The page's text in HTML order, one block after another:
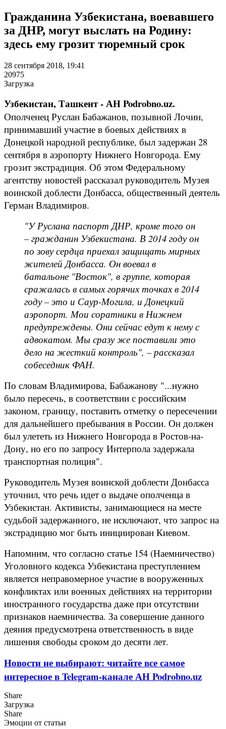
Гражданина Узбекистана, воевавшего
за ДНР, могут выслать на Родину:
здесь ему грозит тюремный срок
28 сентября 2018, 19:41
20975
Загрузка
Узбекистан, Ташкент - АН Podrobno.uz.
Ополченец Руслан Бабажанов, позывной Лочин,
принимавший участие в боевых действиях в
Донецкой народной республике, был задержан 28
сентября в аэропорту Нижнего Новгорода. Ему
грозит экстрадиция. Об этом Федеральному
агентству новостей рассказал руководитель Музея
воинской доблести Донбасса, общественный деятель
Герман Владимиров.
"У Руслана паспорт ДНР, кроме того он
– гражданин Узбекистана. В 2014 году он
по зову сердца приехал защищать мирных
жителей Донбасса. Он воевал в
батальоне "Восток", в группе, которая
сражалась в самых горячих точках в 2014
году – это и Саур-Могила, и Донецкий
аэропорт. Мои соратники в Нижнем
предупреждены. Они сейчас едут к нему с
адвокатом. Мы сразу же поставили это
дело на жесткий контроль", – рассказал
собеседник ФАН.
По словам Владимирова, Бабажанову "...нужно
было пересечь, в соответствии с российским
законом, границу, поставить отметку о пересечении
для дальнейшего пребывания в России. Он должен
был улететь из Нижнего Новгорода в Ростов-на-
Дону, но его по запросу Интерпола задержала
транспортная полиция".
Руководитель Музея воинской доблести Донбасса
уточнил, что речь идет о выдаче ополченца в
Узбекистан. Активисты, занимающиеся на месте
судьбой задержанного, не исключают, что запрос на
экстрадицию мог быть инициирован Киевом.
Напомним, что согласно статье 154 (Наемничество)
Уголовного кодекса Узбекистана преступлением
является неправомерное участие в вооруженных
конфликтах или военных действиях на территории
иностранного государства даже при отсутствии
признаков наемничества. За совершение данного
деяния предусмотрена ответственность в виде
лишения свободы сроком до десяти лет.
Новости не выбирают: читайте все самое
интересное в Telegram-канале АН Podrobno.uz
Share
Загрузка
Share
Эмоции от статьи